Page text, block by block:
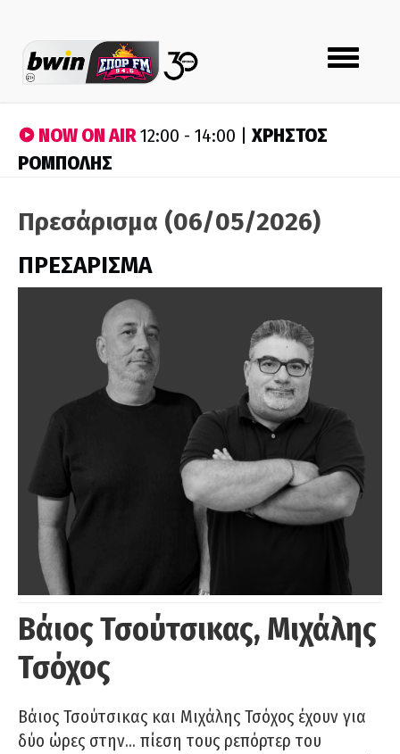
Toggle
navigation
NOW ON AIR12:00 - 14:00 | ΧΡΗΣΤΟΣ
ΡΟΜΠΟΛΗΣ
Πρεσάρισμα (06/05/2026)
ΠΡΕΣΑΡΙΣΜΑ
Βάιος Τσούτσικας, Μιχάλης
Τσόχος
Βάιος Τσούτσικας και Μιχάλης Τσόχος έχουν για
δύο ώρες στην… πίεση τους ρεπόρτερ του